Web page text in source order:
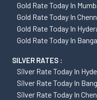
Gold Rate Today In
Gold Rate Today In
Gold Rate Today In
Gold Rate Today In
SILVER RATES :
Silver Rate Today In
Silver Rate Today In
Silver Rate Today In